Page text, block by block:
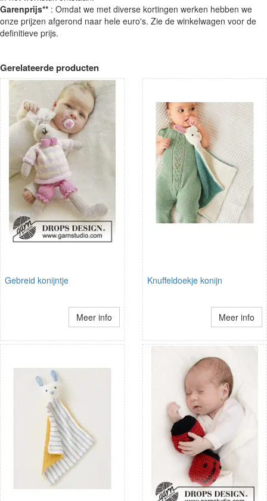
Garenprijs** : Omdat we met diverse kortingen werken hebben we
onze prijzen afgerond naar hele euro's. Zie de winkelwagen voor de
definitieve prijs.
Gerelateerde producten
Gebreid konijntje
Meer info
Knuffeldoekje konijn
Meer info